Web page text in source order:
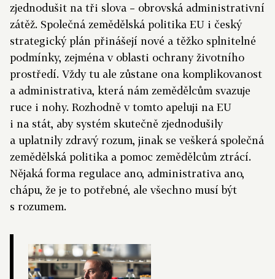
zjednodušit na tři slova – obrovská administrativní
zátěž. Společná zemědělská politika EU i český
strategický plán přinášejí nové a těžko splnitelné
podmínky, zejména v oblasti ochrany životního
prostředí. Vždy tu ale zůstane ona komplikovanost
a administrativa, která nám zemědělcům svazuje
ruce i nohy. Rozhodně v tomto apeluji na EU
i na stát, aby systém skutečně zjednodušily
a uplatnily zdravý rozum, jinak se veškerá společná
zemědělská politika a pomoc zemědělcům ztrácí.
Nějaká forma regulace ano, administrativa ano,
chápu, že je to potřebné, ale všechno musí být
s rozumem.